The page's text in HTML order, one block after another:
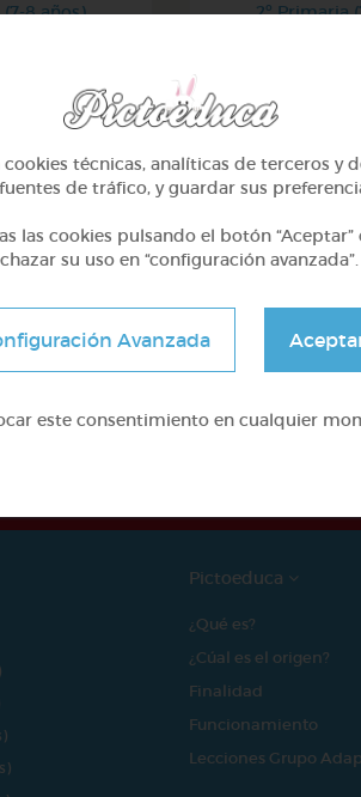
8 años)
2º Primaria
sido posible gracias al
Pictoeduca
¿Qué es?
¿Cúal es el origen?
Finalidad
Funcionamiento
Lecciones Grupo
técnicas, analíticas de terceros y
de tráfico, y guardar sus
las cookies pulsando el botón
su uso en “configuración avanzada”.
Avanzada
este consentimiento en cualquier